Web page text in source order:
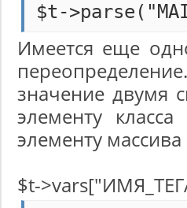
$t-
Имеется еще
значение двумя
элементу
элементу
$t-